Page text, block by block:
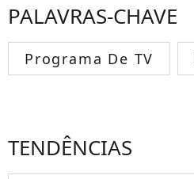
PALAVRAS-CHAVE
Programa De TV
TENDÊNCIAS